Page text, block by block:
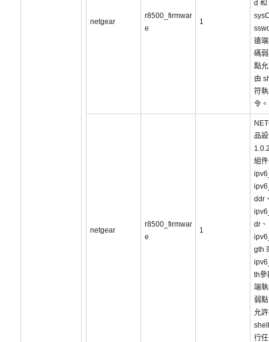
netgear
r8500_firmwar
e
1
d 和
遠
碼
點
由
符
令。
netgear
r8500_firmwar
e
1
品
組件
ddr
dr、
gth
th參
端
弱
允
行